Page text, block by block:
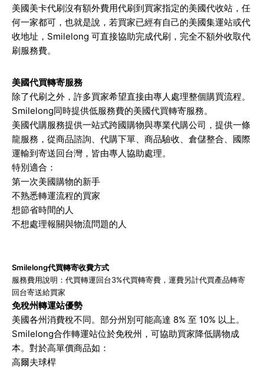
美國美卡代刷沒有額外費用代刷到買家指定的美國代收站，任
何一家都可，也就是說，若買家已經有自己的美國集運站或代
收地址，Smilelong 可直接協助完成代刷，完全不額外收取代
刷服務費。
美國代買轉寄服務
除了代刷之外，許多買家希望直接由專人處理整個購買流程。
Smilelong同時提供低服務費的美國代買轉寄服務。
美國代購服務提供一站式跨國購物與專業代購公司，提供一條
龍服務，從商品諮詢、代購下單、商品驗收、倉儲整合、國際
運輸到寄送回台灣，皆由專人協助處理。
特別適合：
第一次美國購物的新手
不熟悉轉運流程的買家
想節省時間的人
不想處理報關與物流問題的人
Smilelong代買轉寄收費方式
服務費用說明：代買轉運回台3%代買轉寄費，運費另計代買產品轉寄
回台寄送給買家
免稅州轉運站優勢
美國各州消費稅不同。部分州別可能高達 8% 至 10% 以上。
Smilelong合作轉運站位於免稅州，可協助買家降低購物成
本。對於高單價商品如：
高爾夫球桿